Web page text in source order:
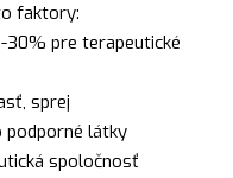
faktory:
30% pre terapeutické
sprej
podporné látky
spoločnosť